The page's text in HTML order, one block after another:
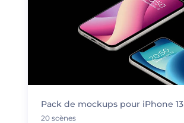
Pack de mockups pour iPhone 13
20 scènes